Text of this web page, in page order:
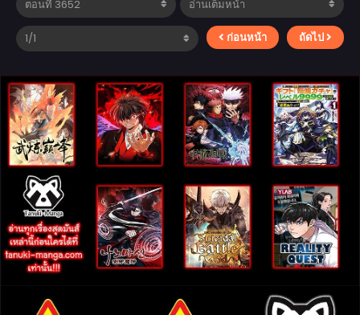
ก่อนหน้า ถัดไป